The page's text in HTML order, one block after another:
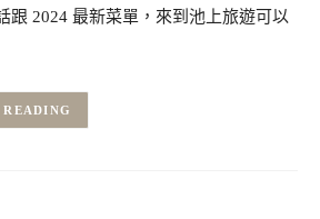
跟 2024 最新菜單，來到池上旅遊可以